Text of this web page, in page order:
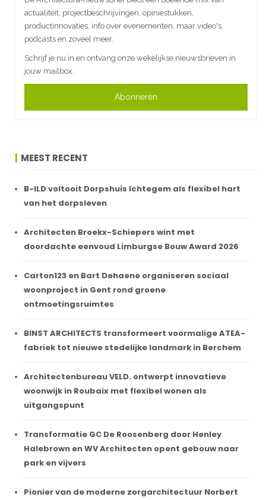
actualiteit, projectbeschrijvingen, opiniestukken,
productinnovaties, info over evenementen, maar video's,
podcasts en zoveel meer.
Schrijf je nu in en ontvang onze wekelijkse nieuwsbrieven in
jouw mailbox.
Abonneren
MEEST RECENT
B-ILD voltooit Dorpshuis Ichtegem als flexibel hart
van het dorpsleven
Architecten Broekx-Schiepers wint met
doordachte eenvoud Limburgse Bouw Award 2026
Carton123 en Bart Dehaene organiseren sociaal
woonproject in Gent rond groene
ontmoetingsruimtes
BINST ARCHITECTS transformeert voormalige ATEA-
fabriek tot nieuwe stedelijke landmark in Berchem
Architectenbureau VELD. ontwerpt innovatieve
woonwijk in Roubaix met flexibel wonen als
uitgangspunt
Transformatie GC De Roosenberg door Henley
Halebrown en WV Architecten opent gebouw naar
park en vijvers
Pionier van de moderne zorgarchitectuur Norbert